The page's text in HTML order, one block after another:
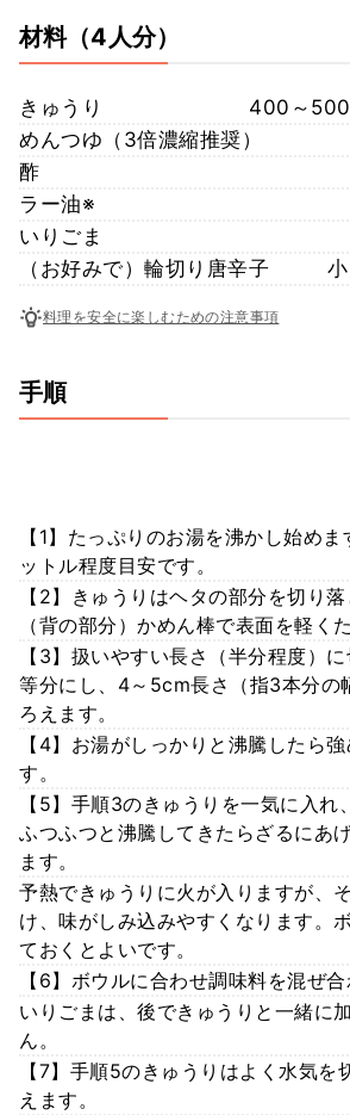
材料（4人分）
きゅうり
400～
めんつゆ（3倍濃縮推奨）
酢
ラー油※
いりごま
（お好みで）輪切り唐辛子
料理を安全に楽しむための注意事項
手順
【1】たっぷりのお湯を沸かし始め
ットル程度目安です。
【2】きゅうりはヘタの部分を切り
（背の部分）かめん棒で表面を軽く
【3】扱いやすい長さ（半分程度）
等分にし、4～5cm長さ（指3本分の
ろえます。
【4】お湯がしっかりと沸騰したら
す。
【5】手順3のきゅうりを一気に入れ
ふつふつと沸騰してきたらざるにあ
ます。
予熱できゅうりに火が入りますが、
け、味がしみ込みやすくなります。
ておくとよいです。
【6】ボウルに合わせ調味料を混ぜ合
いりごまは、後できゅうりと一緒に
ん。
【7】手順5のきゅうりはよく水気を
えます。